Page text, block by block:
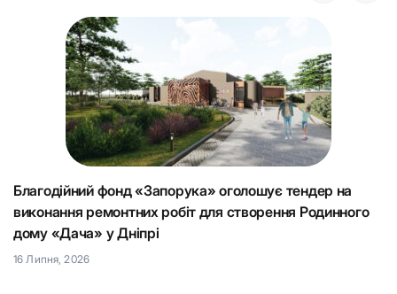
Благодійний фонд «Запорука» оголошує тендер на
виконання ремонтних робіт для створення Родинного
дому «Дача» у Дніпрі
16 Липня, 2026